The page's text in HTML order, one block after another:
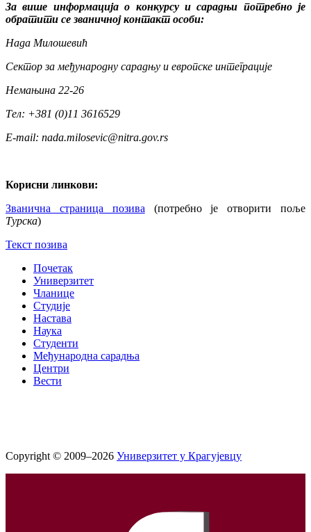
За више информација о конкурсу и сарадњи потребно је
обратити се званичној контакт особи:
Нада Милошевић
Сектор за међународну сарадњу и европске интеграције
Немањина 22-26
Тел: +381 (0)11 3616529
Е-mail: nada.milosevic@nitra.gov.rs
Корисни линкови:
Званична страница позива (потребно је отворити поље
Турска)
Текст позива
Почетак
Универзитет
Чланице
Студије
Настава
Наука
Студенти
Међународна сарадња
Центри
Вести
Copyright © 2009–2026 Универзитет у Крагујевцу